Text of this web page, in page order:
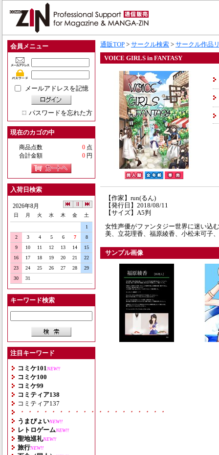
会員メニュー
メールアドレスを記憶
パスワードを忘れた方
現在のカゴの中
商品点数 0 点
合計金額
0 円
入荷日検索
2026年8月
日 月 火 水 木 金 土
1
2
3 4 5 6 7
8
9
10 11 12 13 14
15
16
17 18 19 20 21
22
23
24 25 26 27 28
29
30
31
キーワード検索
注目キーワード
コミケ101 NEW!!
コミケ100
コミケ99
コミティア138
コミティア137
・・・・・・・・・・・・・・・・・・・
うまぴょいNEW!!
レトロゲームNEW!!
聖地巡礼NEW!!
旅行NEW!!
通販TOP > サークル検索 > サークル作品
VOICE GIRLS in FANTASY
【作家】run(るん)
【発行日】2018/08/11
【サイズ】A5判
女性声優がファンタジー世界に迷い込
美、立花理香、福原綾香、小松未可子
サンプル画像